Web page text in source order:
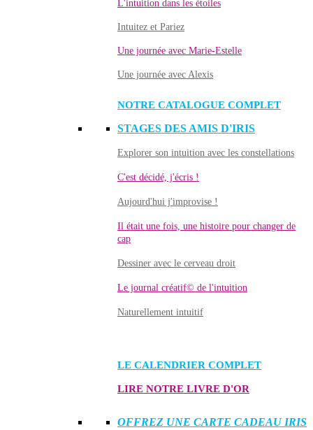
L'intuition dans les étoiles
Intuitez et Pariez
Une journée avec Marie-Estelle
Une journée avec Alexis
NOTRE CATALOGUE COMPLET
STAGES DES AMIS D'IRIS
Explorer son intuition avec les constellations
C'est décidé, j'écris !
Aujourd'hui j'improvise !
Il était une fois, une histoire pour changer de
cap
Dessiner avec le cerveau droit
Le journal créatif© de l'intuition
Naturellement intuitif
LE CALENDRIER COMPLET
LIRE NOTRE LIVRE D'OR
OFFREZ UNE CARTE CADEAU IRIS